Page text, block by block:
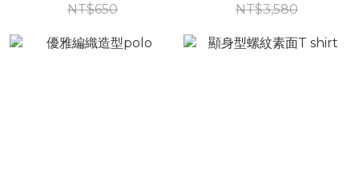
NT$650
NT$3,580